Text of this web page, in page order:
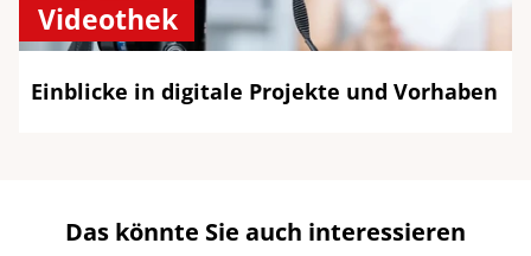
Videothek
Einblicke in digitale Projekte und Vorhaben
Das könnte Sie auch interessieren